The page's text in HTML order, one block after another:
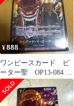
¥888
ワンピースカード ピ
ーター聖 OP13-084 R
パラレル